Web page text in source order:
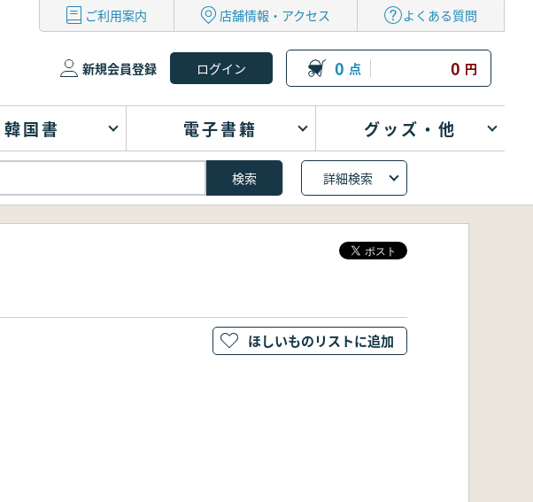
ご利用案内 店舗情報・アクセス よくある質問
新規会員登録 0 点 0 円
韓国書 電子書籍 グッズ・他
詳細検索
ほしいものリストに追加